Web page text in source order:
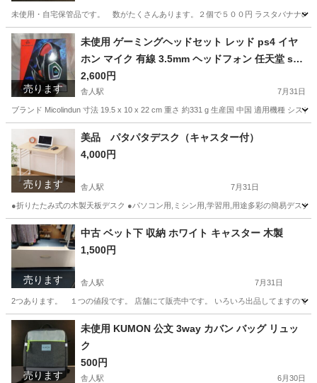
未使用・自宅保管品です。 数がたくさんあります。２個で５００円 ラスタバナナの
東京 足立区 舎人駅 携帯アクセサリー USB
売ります
未使用 ゲーミングヘッドセット レッド ps4 イヤ
ホン マイク 有線 3.5mm ヘッドフォン 任天堂 swi
tch ps4 PC Skype 等対応可 マイク付き
2,600円
舎人駅 7月31日
ブランド Micolindun 寸法 19.5 x 10 x 22 cm 重さ 約331 g 生産国 中国 適用機種 シス
東京 足立区 舎人駅 オーディオ マイク
売ります
美品 パタパタデスク（キャスター付）
4,000円
舎人駅 7月31日
●折りたたみ式の木製天板デスク ●パソコン用,ミシン用,学習用,用途多彩の簡易デス
東京 足立区 舎人駅 バッグ デスク
売ります
中古 ベット下 収納 ホワイト キャスター 木製
1,500円
舎人駅 7月31日
2つあります。 １つの値段です。 店舗にて販売中です。 いろいろ出品してますので
東京 足立区 舎人駅 収納家具
売ります
未使用 KUMON 公文 3way カバン バッグ リュッ
ク
500円
舎人駅 6月30日